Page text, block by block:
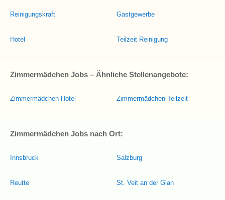
Reinigungskraft
Hotel
Gastgewerbe
Teilzeit Reinigung
Zimmermädchen Jobs – Ähnliche Stellenangebote:
Zimmermädchen Hotel Zimmermädchen Teilzeit
Zimmermädchen Jobs nach Ort:
Innsbruck
Reutte
Salzburg
St. Veit an der Glan